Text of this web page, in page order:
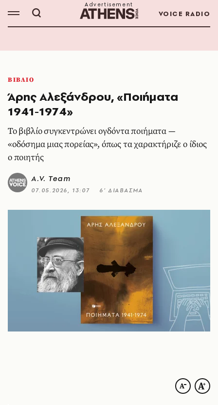
VOICE RADIO
ΒΙΒΛΙΟ
Άρης Αλεξάνδρου, «Ποιήματα
1941-1974»
Το βιβλίο συγκεντρώνει ογδόντα ποιήματα —
«οδόσημα μιας πορείας», όπως τα χαρακτήριζε ο ίδιος
ο ποιητής
A.V. Team
07.05.2026, 13:07 6’ ΔΙΑΒΑΣΜΑ